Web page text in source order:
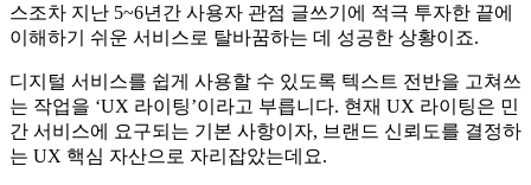
스조차 지난 5~6년간 사용자 관점 글쓰기에 적극 투자한 끝에
이해하기 쉬운 서비스로 탈바꿈하는 데 성공한 상황이죠.
디지털 서비스를 쉽게 사용할 수 있도록 텍스트 전반을 고쳐쓰
는 작업을 ‘UX 라이팅’이라고 부릅니다. 현재 UX 라이팅은 민
간 서비스에 요구되는 기본 사항이자, 브랜드 신뢰도를 결정하
는 UX 핵심 자산으로 자리잡았는데요.